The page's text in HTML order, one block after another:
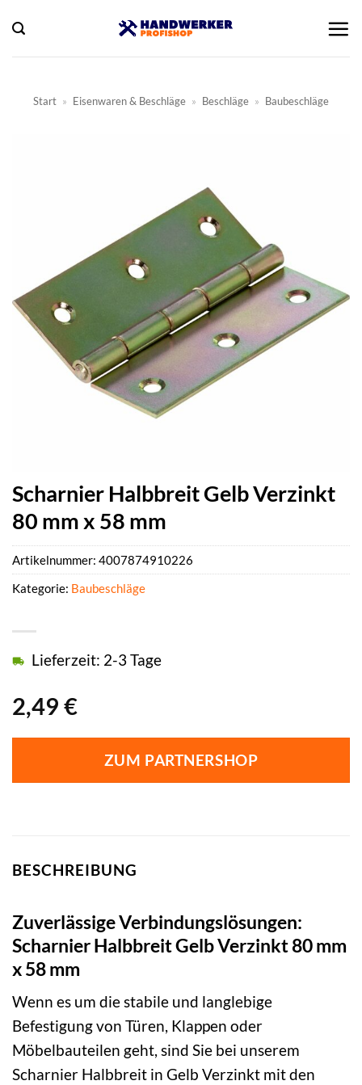
Inhalt
springen
Start » Eisenwaren & Beschläge » Beschläge » Baubeschläge
Scharnier Halbbreit Gelb Verzinkt
80 mm x 58 mm
2,49 €
Lieferzeit: 2-3 Tage
ZUM PARTNERSHOP
Artikelnummer: 4007874910226
Kategorie: Baubeschläge
BESCHREIBUNG
Zuverlässige Verbindungslösungen:
Scharnier Halbbreit Gelb Verzinkt 80 mm
x 58 mm
Wenn es um die stabile und langlebige
Befestigung von Türen, Klappen oder
Möbelbauteilen geht, sind Sie bei unserem
Scharnier Halbbreit in Gelb Verzinkt mit den